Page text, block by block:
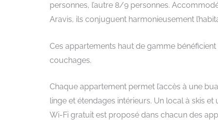
personnes, l’autre 8/9 personnes.
Aravis, ils conjuguent harmonieusement
Ces appartements haut de gamme
couchages.
Chaque appartement permet l’accès à une
linge et étendages intérieurs. Un local à skis
Wi-Fi gratuit est proposé dans chacun des